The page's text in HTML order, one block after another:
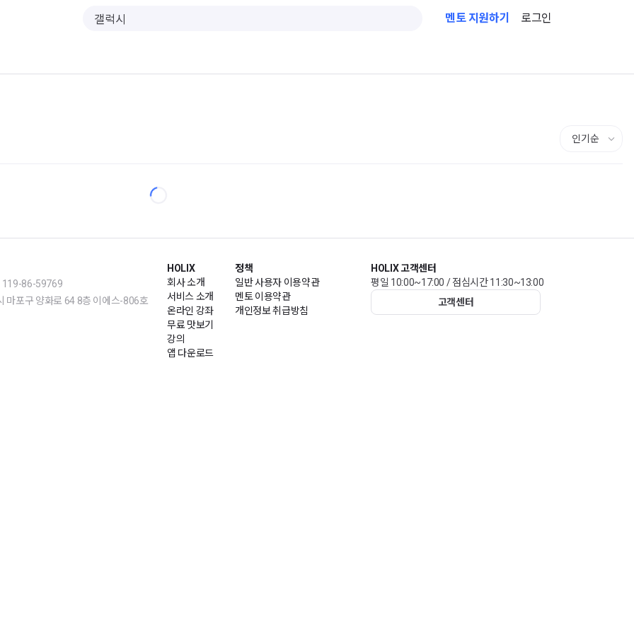
멘토 지원하기 로그인
HOLIX
회사 소개
서비스 소개
온라인 강좌
무료 맛보기
강의
앱 다운로드
정책
일반 사용자 이용약관
멘토 이용약관
개인정보 취급방침
HOLIX 고객센터
평일 10:00~17:00 / 점심시간 11:30~13:00
고객센터
119-86-59769
마포구 양화로 64 8층 이에스-806호